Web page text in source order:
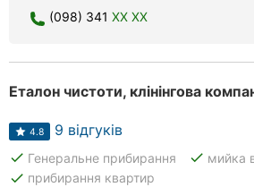
Хмельницький
Одеса
Кропивницький
Київ
(098) 341 XX XX
Еталон чистоти, клінінгова
4.8 9 відгуків
done Генеральне прибирання done мийка
done прибирання квартир